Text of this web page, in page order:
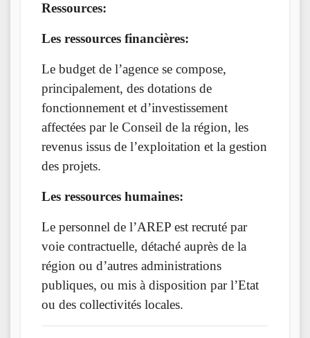
Ressources:
Les ressources financières:
Le budget de l’agence se compose,
principalement, des dotations de
fonctionnement et d’investissement
affectées par le Conseil de la région, les
revenus issus de l’exploitation et la gestion
des projets.
Les ressources humaines:
Le personnel de l’AREP est recruté par
voie contractuelle, détaché auprès de la
région ou d’autres administrations
publiques, ou mis à disposition par l’Etat
ou des collectivités locales.